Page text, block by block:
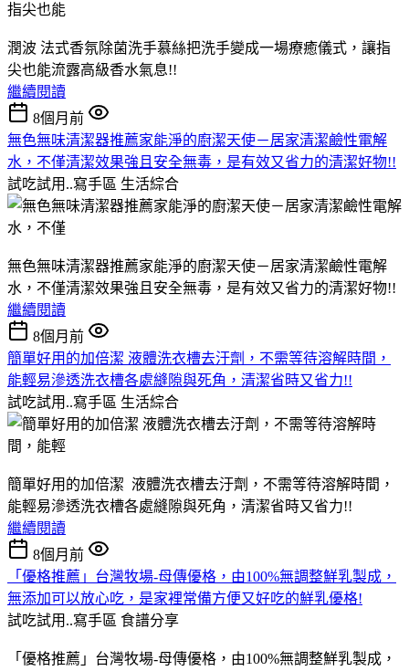
潤波 法式香氛除菌洗手慕絲把洗手變成一場療癒儀式，讓指
尖也能流露高級香水氣息!!
繼續閱讀
8個月前
無色無味清潔器推薦家能淨的廚潔天使－居家清潔鹼性電解
水，不僅清潔效果強且安全無毒，是有效又省力的清潔好物!!
試吃試用..寫手區 生活綜合
無色無味清潔器推薦家能淨的廚潔天使－居家清潔鹼性電解
水，不僅清潔效果強且安全無毒，是有效又省力的清潔好物!!
繼續閱讀
8個月前
簡單好用的加倍潔 液體洗衣槽去汙劑，不需等待溶解時間，
能輕易滲透洗衣槽各處縫隙與死角，清潔省時又省力!!
試吃試用..寫手區 生活綜合
簡單好用的加倍潔 液體洗衣槽去汙劑，不需等待溶解時間，
能輕易滲透洗衣槽各處縫隙與死角，清潔省時又省力!!
繼續閱讀
8個月前
「優格推薦」台灣牧場-母傳優格，由100%無調整鮮乳製成，
無添加可以放心吃，是家裡常備方便又好吃的鮮乳優格!
試吃試用..寫手區 食譜分享
「優格推薦」台灣牧場-母傳優格，由100%無調整鮮乳製成，